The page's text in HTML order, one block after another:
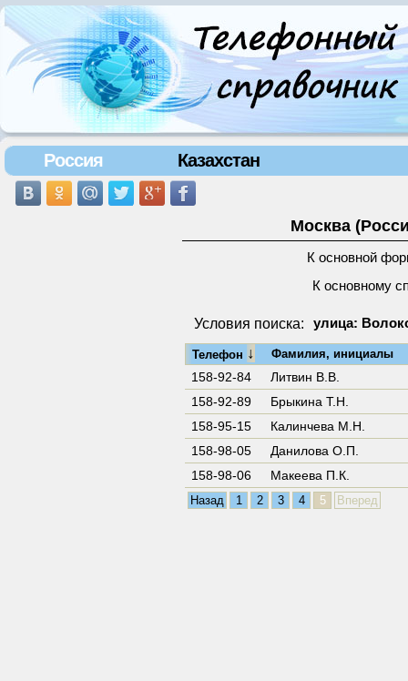
Россия Казахстан
Москва
К основной
К основному
Условия поиска: улица:
Телефон ↓ Фамилия, инициалы
158-92-84
Литвин В.В.
158-92-89
Брыкина Т.Н.
158-95-15
Калинчева М.Н.
158-98-05
Данилова О.П.
158-98-06
Макеева П.К.
Назад 1 2 3 4 5 Вперед